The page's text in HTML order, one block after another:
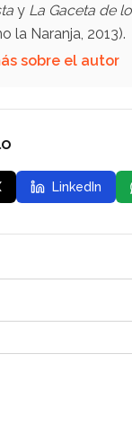
y La Gaceta de
la Naranja, 2013).
sobre el autor
LinkedIn